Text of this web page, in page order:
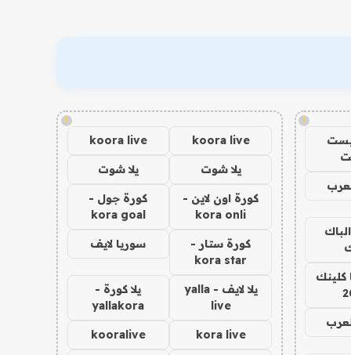
!
كلينك
!
koora live
koora live
يلا شوت يلا شوت
كورة اون لاين -
kora onli
كورة جول -
kora goal
كورة ستار -
kora star
سوريا لايف
يلا لايف - yalla
live
يلا كورة -
yallakora
kora live
kooralive